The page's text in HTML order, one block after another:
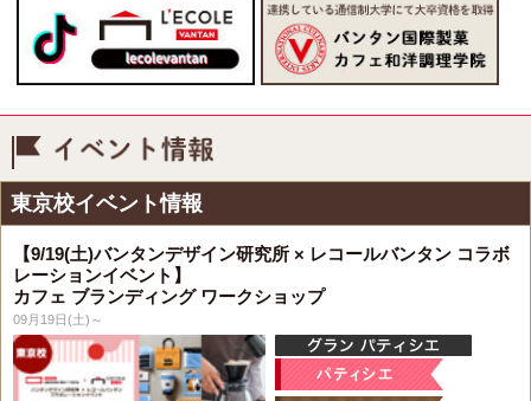
東京校イベント情報
【9/19(土)バンタンデザイン研究所 × レコールバンタン コラボ
レーションイベント】
カフェ ブランディング ワークショップ
09月19日(土)～